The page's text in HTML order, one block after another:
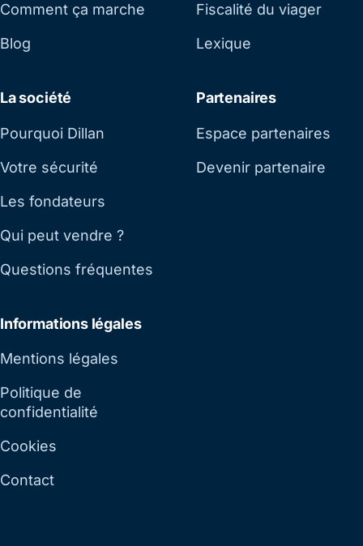
Comment ça marche
Blog
Fiscalité du viager
Lexique
La société
Pourquoi Dillan
Votre sécurité
Les fondateurs
Qui peut vendre ?
Questions fréquentes
Partenaires
Espace partenaires
Devenir partenaire
Informations légales
Mentions légales
Politique de
confidentialité
Cookies
Contact